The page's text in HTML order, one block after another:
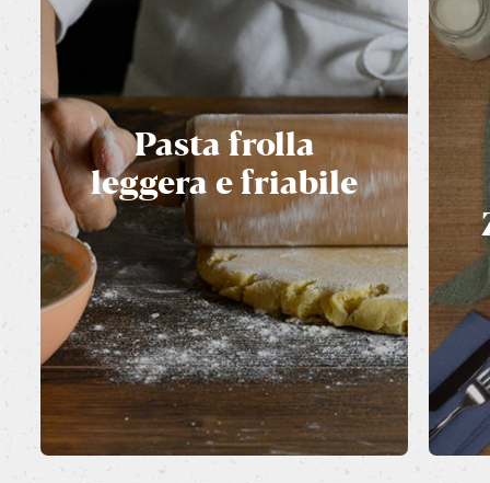
Pasta frolla
leggera e friabile
SCOPRI